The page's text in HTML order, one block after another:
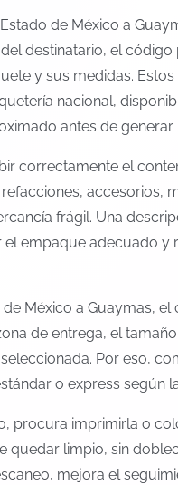
de México a
destinatario, el
y sus medidas.
nacional,
antes de generar
correctamente el
accesorios,
frágil. Una
empaque adecuado y
México a Guaymas,
de entrega, el
Por eso,
o express según
procura imprimirla o
quedar limpio, sin
mejora el